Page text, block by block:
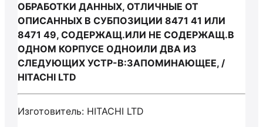
ОБРАБОТКИ ДАННЫХ, ОТЛИЧНЫЕ ОТ
ОПИСАННЫХ В СУБПОЗИЦИИ 8471 41 ИЛИ
8471 49, СОДЕРЖАЩ.ИЛИ НЕ СОДЕРЖАЩ.В
ОДНОМ КОРПУСЕ ОДНОИЛИ ДВА ИЗ
СЛЕДУЮЩИХ УСТР-В:ЗАПОМИНАЮЩЕЕ, /
HITACHI LTD
Изготовитель: HITACHI LTD